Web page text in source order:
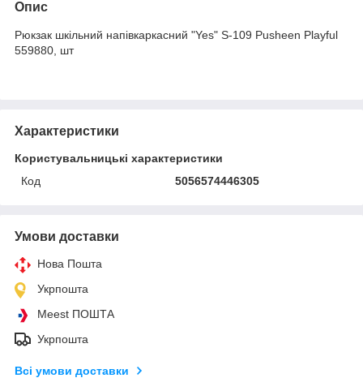
Опис
Рюкзак шкільний напівкаркасний "Yes" S-109 Pusheen Playful
559880, шт
Характеристики
Користувальницькі характеристики
Код
5056574446305
Умови доставки
Нова Пошта
Укрпошта
Meest ПОШТА
Укрпошта
Всі умови доставки